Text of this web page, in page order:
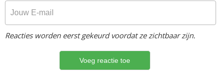
Reacties worden eerst gekeurd voordat ze zichtbaar zijn.